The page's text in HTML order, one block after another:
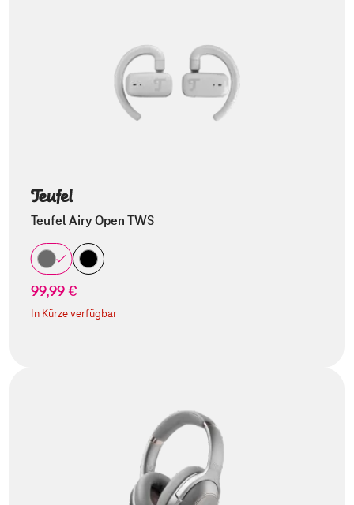
Teufel Airy Open TWS
99,99 €
In Kürze verfügbar